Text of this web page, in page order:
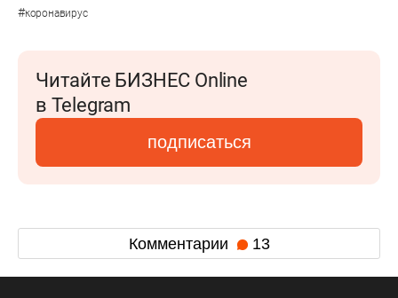
#коронавирус
Читайте БИЗНЕС Online
в Telegram
подписаться
Комментарии 13